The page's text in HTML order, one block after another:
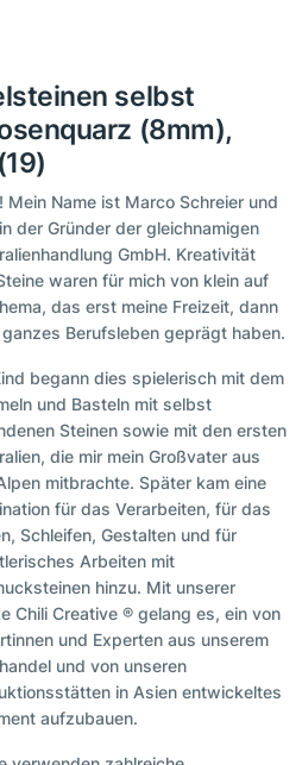
selbst
(8mm),
Mein Name ist Marco Schreier und
der Gründer der gleichnamigen
GmbH. Kreativität
waren für mich von klein auf
das erst meine Freizeit, dann
ganzes Berufsleben geprägt haben.
begann dies spielerisch mit dem
und Basteln mit selbst
Steinen sowie mit den ersten
die mir mein Großvater aus
mitbrachte. Später kam eine
für das Verarbeiten, für das
Schleifen, Gestalten und für
Arbeiten mit
hinzu. Mit unserer
Chili Creative ® gelang es, ein von
und Experten aus unserem
und von unseren
in Asien entwickeltes
aufzubauen.